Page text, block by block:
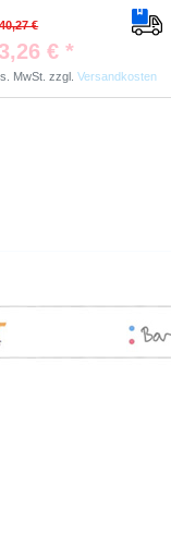
€
€ *
MwSt. zzgl.Versandkosten